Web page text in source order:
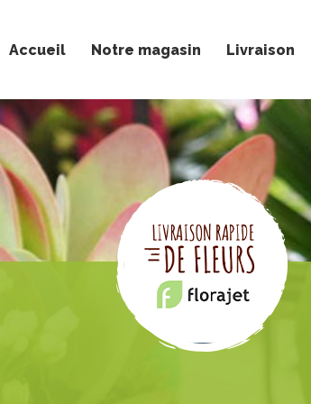
Accueil Notre magasin Livraison